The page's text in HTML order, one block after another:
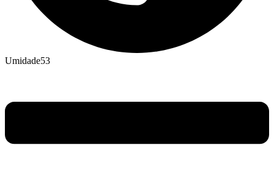
Umidade53